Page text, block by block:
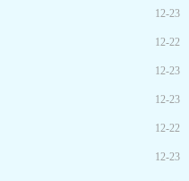
12-23
12-22
12-23
12-23
12-22
12-23